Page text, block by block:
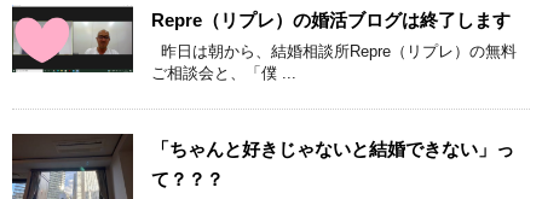
Repre（リプレ）の婚活ブログは終了します
昨日は朝から、結婚相談所Repre（リプレ）の無料
ご相談会と、「僕 ...
「ちゃんと好きじゃないと結婚できない」っ
て？？？